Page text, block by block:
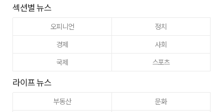
섹션별 뉴스
오피니언
정치
경제
사회
국제
스포츠
라이프 뉴스
부동산
문화